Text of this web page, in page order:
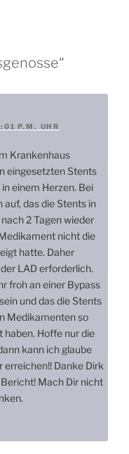
P.M. UHR
Krankenhaus
eingesetzten Stents
einem Herzen. Bei
das die Stents in
2 Tagen wieder
nicht die
hatte. Daher
LAD erforderlich.
froh an einer Bypass
und das die Stents
Medikamenten so
haben. Hoffe nur die
kann ich glaube
erreichen!! Danke Dirk
Mach Dir nicht